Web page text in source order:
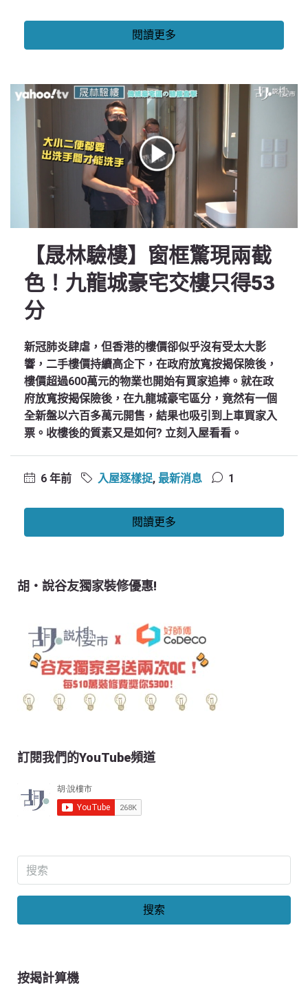
閱讀更多
【晟林驗樓】窗框驚現兩截
色！九龍城豪宅交樓只得53
分
新冠肺炎肆虐，但香港的樓價卻似乎沒有受太大影
響，二手樓價持續高企下，在政府放寬按揭保險後，
樓價超過600萬元的物業也開始有買家追捧。就在政
府放寬按揭保險後，在九龍城豪宅區分，竟然有一個
全新盤以六百多萬元開售，結果也吸引到上車買家入
票。收樓後的質素又是如何? 立刻入屋看看。
6 年前 入屋逐樣捉, 最新消息 1
閱讀更多
胡‧說谷友獨家裝修優惠!
訂閱我們的YouTube頻道
搜索
按揭計算機